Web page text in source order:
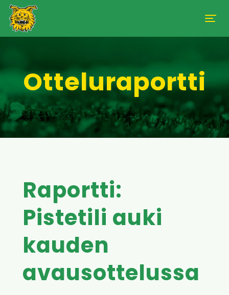
Otteluraportti
Raportti:
Pistetili auki
kauden
avausottelussa